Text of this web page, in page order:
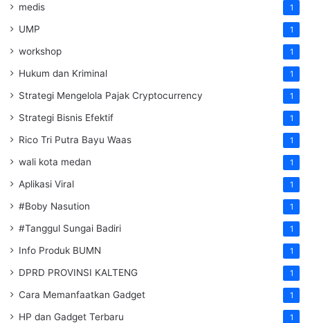
medis 1
UMP 1
workshop 1
Hukum dan Kriminal 1
Strategi Mengelola Pajak Cryptocurrency 1
Strategi Bisnis Efektif 1
Rico Tri Putra Bayu Waas 1
wali kota medan 1
Aplikasi Viral 1
#Boby Nasution 1
#Tanggul Sungai Badiri 1
Info Produk BUMN 1
DPRD PROVINSI KALTENG 1
Cara Memanfaatkan Gadget 1
HP dan Gadget Terbaru 1